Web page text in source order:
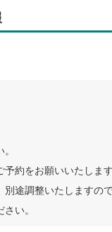
約をお願いいたします
途調整いたしますので
い。